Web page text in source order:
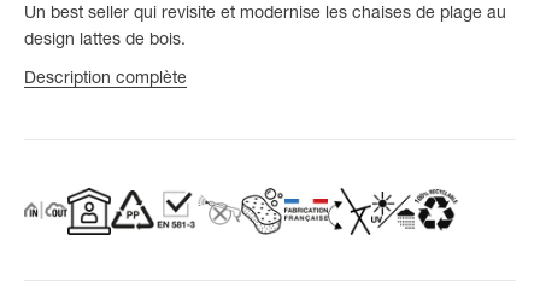
Un best seller qui revisite et modernise les chaises de plage au
design lattes de bois.
Description complète